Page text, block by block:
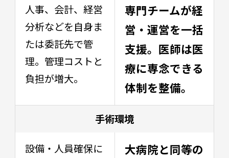
人事、会計、経営
分析などを自身ま
たは委託先で管
理。管理コストと
負担が増大。
専門チームが経
営・運営を一括
支援。医師は医
療に専念できる
体制を整備。
手術環境
設備・人員確保に
大病院と同等の